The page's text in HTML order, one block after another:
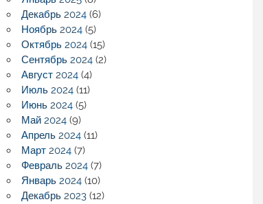
Декабрь 2024 (6)
Ноябрь 2024 (5)
Октябрь 2024 (15)
Сентябрь 2024 (2)
Август 2024 (4)
Июль 2024 (11)
Июнь 2024 (5)
Май 2024 (9)
Апрель 2024 (11)
Март 2024 (7)
Февраль 2024 (7)
Январь 2024 (10)
Декабрь 2023 (12)